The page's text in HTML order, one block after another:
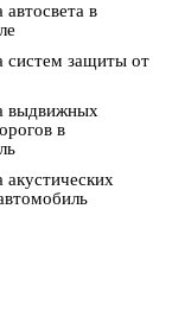
автосвета в
систем защиты от
выдвижных
в
акустических